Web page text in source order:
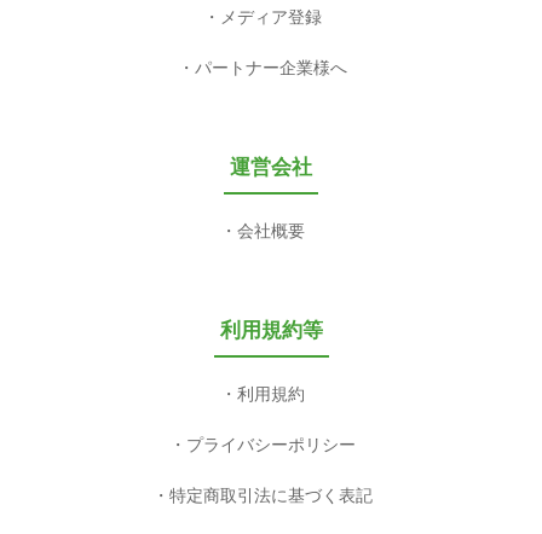
メディア登録
パートナー企業様へ
運営会社
会社概要
利用規約等
利用規約
プライバシーポリシー
特定商取引法に基づく表記